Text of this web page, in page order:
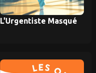
L'Urgentiste Masqué